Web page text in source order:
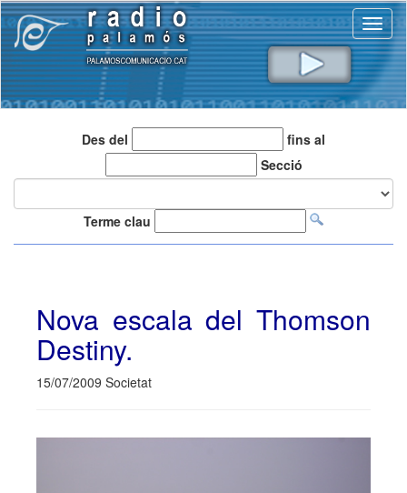
Des del
fins al
Secció
Terme clau
Nova escala del Thomson
Destiny.
15/07/2009 Societat